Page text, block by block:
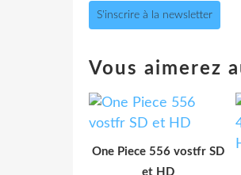
S'inscrire à la newsletter
Vous aimerez
One Piece 556 vostfr SD
et HD